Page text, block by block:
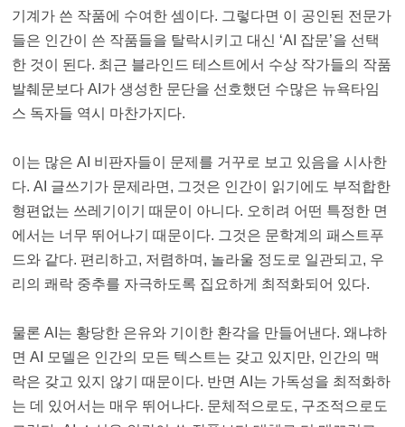
기계가 쓴 작품에 수여한 셈이다. 그렇다면 이 공인된 전문가
들은 인간이 쓴 작품들을 탈락시키고 대신 ‘AI 잡문’을 선택
한 것이 된다. 최근 블라인드 테스트에서 수상 작가들의 작품
발췌문보다 AI가 생성한 문단을 선호했던 수많은 뉴욕타임
스 독자들 역시 마찬가지다.
이는 많은 AI 비판자들이 문제를 거꾸로 보고 있음을 시사한
다. AI 글쓰기가 문제라면, 그것은 인간이 읽기에도 부적합한
형편없는 쓰레기이기 때문이 아니다. 오히려 어떤 특정한 면
에서는 너무 뛰어나기 때문이다. 그것은 문학계의 패스트푸
드와 같다. 편리하고, 저렴하며, 놀라울 정도로 일관되고, 우
리의 쾌락 중추를 자극하도록 집요하게 최적화되어 있다.
물론 AI는 황당한 은유와 기이한 환각을 만들어낸다. 왜냐하
면 AI 모델은 인간의 모든 텍스트는 갖고 있지만, 인간의 맥
락은 갖고 있지 않기 때문이다. 반면 AI는 가독성을 최적화하
는 데 있어서는 매우 뛰어나다. 문체적으로도, 구조적으로도